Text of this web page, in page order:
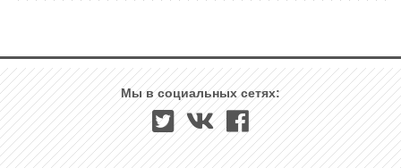
Мы в социальных сетях: